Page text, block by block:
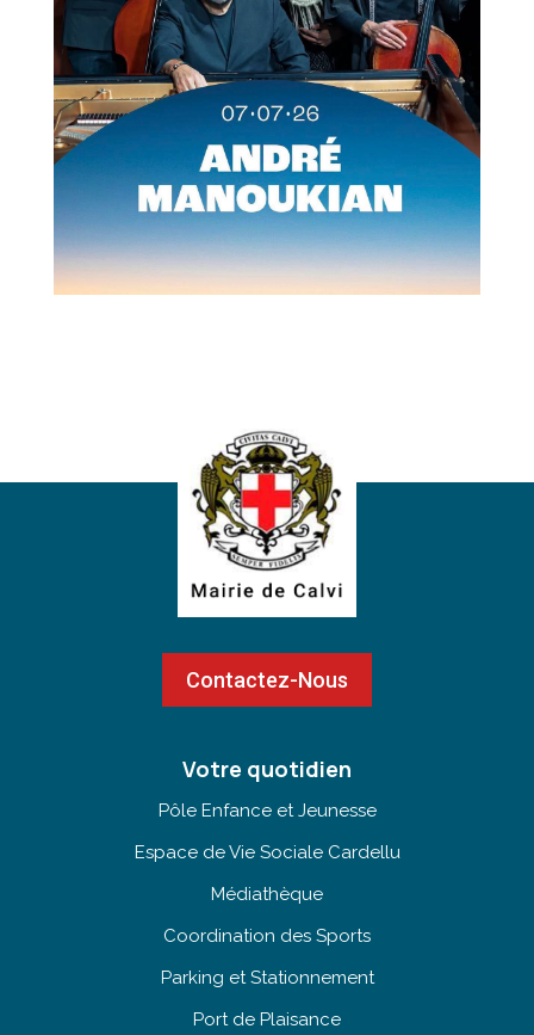
Contactez-Nous
Votre quotidien
Pôle Enfance et Jeunesse
Espace de Vie Sociale Cardellu
Médiathèque
Coordination des Sports
Parking et Stationnement
Port de Plaisance